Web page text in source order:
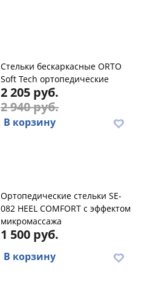
Стельки бескаркасные ORTO
Soft Tech ортопедические
2 205 руб.
2 940 руб.
В корзину
Ортопедические стельки SE-
082 HEEL COMFORT с эффектом
микромассажа
1 500 руб.
В корзину